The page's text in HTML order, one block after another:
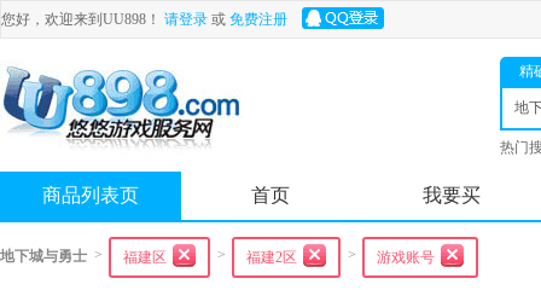
您好，欢迎来到UU898！ 请登录 或 免费注册
精
地
士
热门
商品列表页 首页 我要买
地下城与勇士 > 福建区 > 福建2区 > 游戏账号